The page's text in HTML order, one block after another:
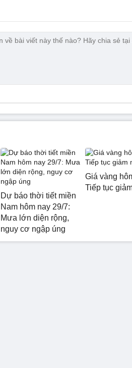
Dự báo thời tiết miền
Nam hôm nay 29/7:
Mưa lớn diện rộng,
nguy cơ ngập úng
Giá vàng
Tiếp tục